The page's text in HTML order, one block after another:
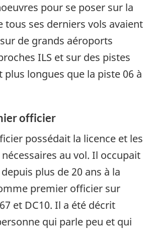
pour se poser sur la
tous ses derniers vols avaient
de grands aéroports
ILS et sur des pistes
plus longues que la piste 06 à
officier
possédait la licence et les
au vol. Il occupait
plus de 20 ans à la
premier officier sur
et DC10. Il a été décrit
qui parle peu et qui